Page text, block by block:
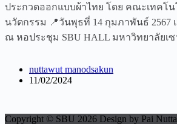
ประกวดออกแบบผ้าไทย โดย คณะเทคโ
นวัตกรรม 📍วันพุธที่ 14 กุมภาพันธ์ 2567 เ
ณ หอประชุม SBU HALL มหาวิทยาลัยเ
nuttawut manodsakun
11/02/2024
Copyright © SBU 2026 Design by Pai